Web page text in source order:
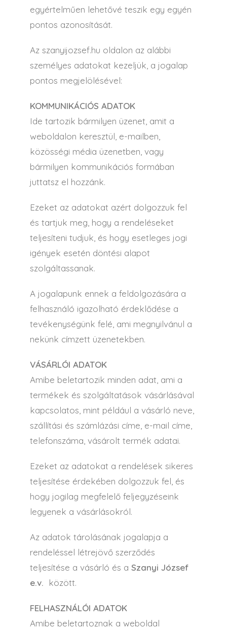
egyértelműen lehetővé teszik egy egyén
pontos azonosítását.
Az szanyijozsef.hu oldalon az alábbi
személyes adatokat kezeljük, a jogalap
pontos megjelölésével:
KOMMUNIKÁCIÓS ADATOK
Ide tartozik bármilyen üzenet, amit a
weboldalon keresztül, e-mailben,
közösségi média üzenetben, vagy
bármilyen kommunikációs formában
juttatsz el hozzánk.
Ezeket az adatokat azért dolgozzuk fel
és tartjuk meg, hogy a rendeléseket
teljesíteni tudjuk, és hogy esetleges jogi
igények esetén döntési alapot
szolgáltassanak.
A jogalapunk ennek a feldolgozására a
felhasználó igazolható érdeklődése a
tevékenységünk felé, ami megnyilvánul a
nekünk címzett üzenetekben.
VÁSÁRLÓI ADATOK
Amibe beletartozik minden adat, ami a
termékek és szolgáltatások vásárlásával
kapcsolatos, mint például a vásárló neve,
szállítási és számlázási címe, e-mail címe,
telefonszáma, vásárolt termék adatai.
Ezeket az adatokat a rendelések sikeres
teljesítése érdekében dolgozzuk fel, és
hogy jogilag megfelelő feljegyzéseink
legyenek a vásárlásokról.
Az adatok tárolásának jogalapja a
rendeléssel létrejövő szerződés
teljesítése a vásárló és aSzanyi József
e.v. között.
FELHASZNÁLÓI ADATOK
Amibe beletartoznak a weboldal